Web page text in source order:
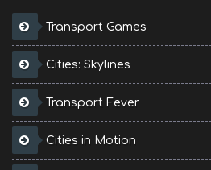
Transport Games
Cities: Skylines
Transport Fever
Cities in Motion